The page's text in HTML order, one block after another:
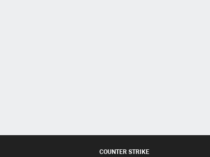
COUNTER STRIKE